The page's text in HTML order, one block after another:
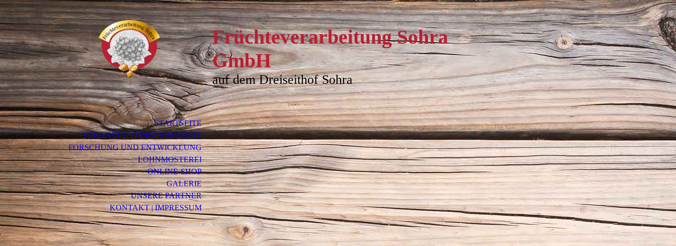
Früchteverarbeitung Sohra
GmbH
auf dem Dreiseithof Sohra
STARTSEITE
VERANSTALTUNGEN/MÄRKTE
FORSCHUNG UND ENTWICKLUNG
LOHNMOSTEREI
ONLINE-SHOP
GALERIE
UNSERE PARTNER
KONTAKT | IMPRESSUM